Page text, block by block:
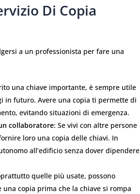
Di Copia
a un professionista per fare una
una chiave importante, è sempre utile
in futuro. Avere una copia ti permette di
evitando situazioni di emergenza.
collaboratore: Se vivi con altre persone
loro una copia delle chiavi. In
all’edificio senza dover dipendere
quelle più usate, possono
copia prima che la chiave si rompa